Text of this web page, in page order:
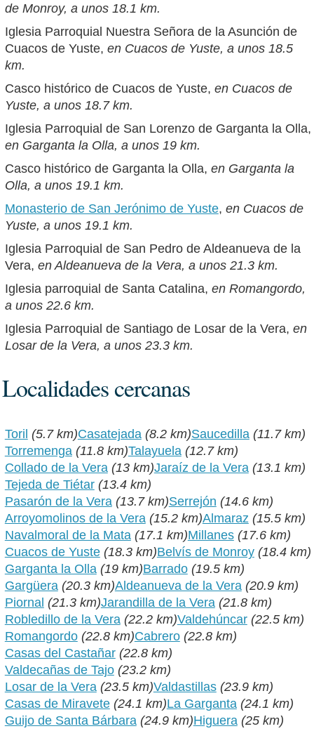
de Monroy, a unos 18.1 km.
Iglesia Parroquial Nuestra Señora de la Asunción de
Cuacos de Yuste, en Cuacos de Yuste, a unos 18.5
km.
Casco histórico de Cuacos de Yuste, en Cuacos de
Yuste, a unos 18.7 km.
Iglesia Parroquial de San Lorenzo de Garganta la Olla,
en Garganta la Olla, a unos 19 km.
Casco histórico de Garganta la Olla, en Garganta la
Olla, a unos 19.1 km.
Monasterio de San Jerónimo de Yuste, en Cuacos de
Yuste, a unos 19.1 km.
Iglesia Parroquial de San Pedro de Aldeanueva de la
Vera, en Aldeanueva de la Vera, a unos 21.3 km.
Iglesia parroquial de Santa Catalina, en Romangordo,
a unos 22.6 km.
Iglesia Parroquial de Santiago de Losar de la Vera, en
Losar de la Vera, a unos 23.3 km.
Localidades cercanas
Toril (5.7 km)Casatejada (8.2 km)Saucedilla (11.7 km)
Torremenga (11.8 km)Talayuela (12.7 km)
Collado de la Vera (13 km)Jaraíz de la Vera (13.1 km)
Tejeda de Tiétar (13.4 km)
Pasarón de la Vera (13.7 km)Serrejón (14.6 km)
Arroyomolinos de la Vera (15.2 km)Almaraz (15.5 km)
Navalmoral de la Mata (17.1 km)Millanes (17.6 km)
Cuacos de Yuste (18.3 km)Belvís de Monroy (18.4 km)
Garganta la Olla (19 km)Barrado (19.5 km)
Gargüera (20.3 km)Aldeanueva de la Vera (20.9 km)
Piornal (21.3 km)Jarandilla de la Vera (21.8 km)
Robledillo de la Vera (22.2 km)Valdehúncar (22.5 km)
Romangordo (22.8 km)Cabrero (22.8 km)
Casas del Castañar (22.8 km)
Valdecañas de Tajo (23.2 km)
Losar de la Vera (23.5 km)Valdastillas (23.9 km)
Casas de Miravete (24.1 km)La Garganta (24.1 km)
Guijo de Santa Bárbara (24.9 km)Higuera (25 km)